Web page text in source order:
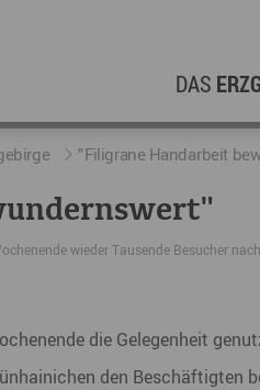
DAS
WIRTSCHAFTSREGION
Stellenangebote im
Coworking Spaces im Erzgebirge
hERZgeschichten
"Filigrane Handarbeit
wieder Tausende Besucher
die Gelegenheit
den Beschäftigten